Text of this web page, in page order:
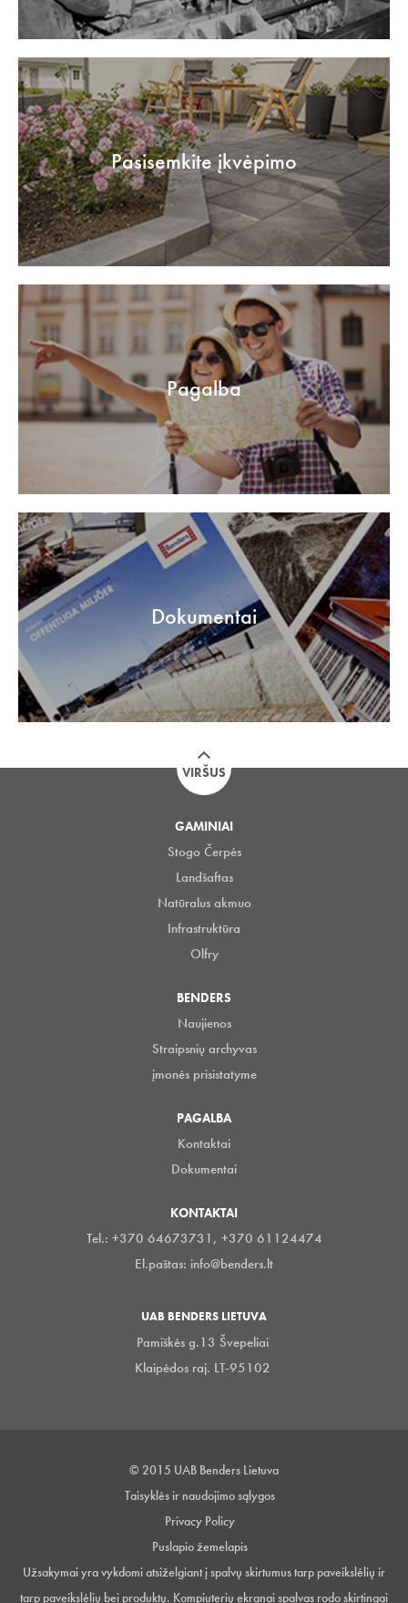
Pasisemkite įkvėpimo
Pagalba
Dokumentai
VIRŠUS
GAMINIAI
Stogo Čerpės
Landšaftas
Natūralus akmuo
Infrastruktūra
Olfry
BENDERS
Naujienos
Straipsnių archyvas
įmonės prisistatyme
PAGALBA
Kontaktai
Dokumentai
KONTAKTAI
Tel.: +370 64673731, +370 61124474
El.paštas: info@benders.lt
UAB BENDERS LIETUVA
Pamiškės g.13 Švepeliai
Klaipėdos raj. LT-95102
© 2015 UAB Benders Lietuva
Taisyklės ir naudojimo sąlygos
Privacy Policy
Puslapio žemelapis
Užsakymai yra vykdomi atsiželgiant į spalvų skirtumus tarp paveikslėlių ir
tarp paveikslėlių bei produktų. Kompiuterių ekranai spalvas rodo skirtingai